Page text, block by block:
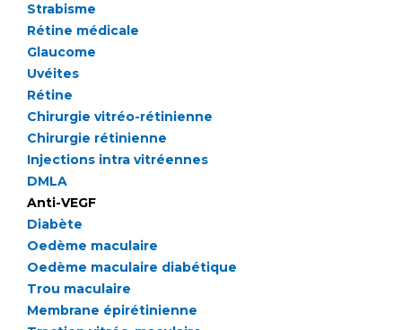
Maladies rares
Maternité Hôpital Nord
Vos représentants
La Commission Des Usagers (CDU)
Les Comités Locaux des Usagers
Le projet des usagers
Presse / Multimédia
Communiqués de presse
Dossiers de presse
Médiathèque
Fournisseurs
Rôles et missions
Liste des marchés conclus
Documents utiles
Strabisme
Rétine médicale
Glaucome
Uvéites
Rétine
Chirurgie vitréo-rétinienne
Chirurgie rétinienne
Injections intra vitréennes
DMLA
Anti-VEGF
Diabète
Oedème maculaire
Oedème maculaire diabétique
Trou maculaire
Membrane épirétinienne